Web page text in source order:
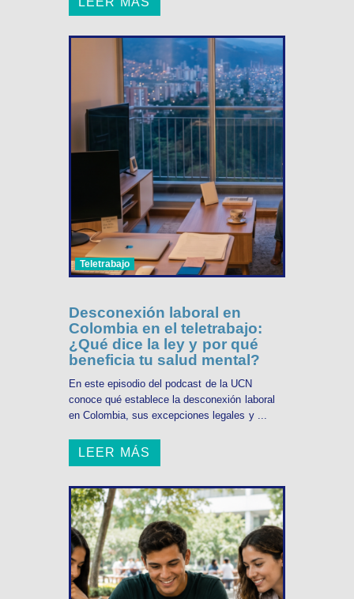
Teletrabajo
Desconexión laboral en
Colombia en el teletrabajo:
¿Qué dice la ley y por qué
beneficia tu salud mental?
En este episodio del podcast de la UCN
conoce qué establece la desconexión laboral
en Colombia, sus excepciones legales y ...
LEER MÁS